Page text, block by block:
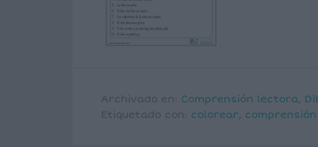
Archivado en: Comprensión lectora,
Etiquetado con: colorear,